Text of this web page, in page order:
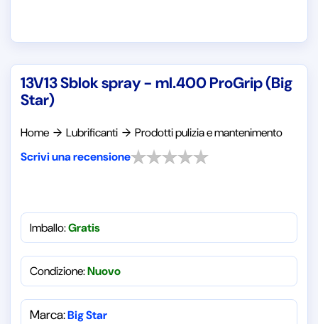
13V13 Sblok spray - ml.400 ProGrip (Big
Star)
Home → Lubrificanti → Prodotti pulizia e mantenimento
Scrivi una recensione
Imballo:Gratis
Condizione:Nuovo
Marca:Big Star